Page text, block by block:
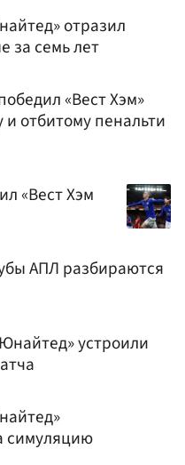
отразил
за семь лет
«Вест Хэм»
и отбитому пенальти
«Вест Хэм
АПЛ разбираются
устроили
симуляцию